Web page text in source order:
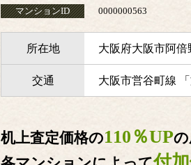
マンションID 0000000563
所在地 大阪府大阪市阿倍
交通 大阪市営谷町線
机上査定価格の110％UP